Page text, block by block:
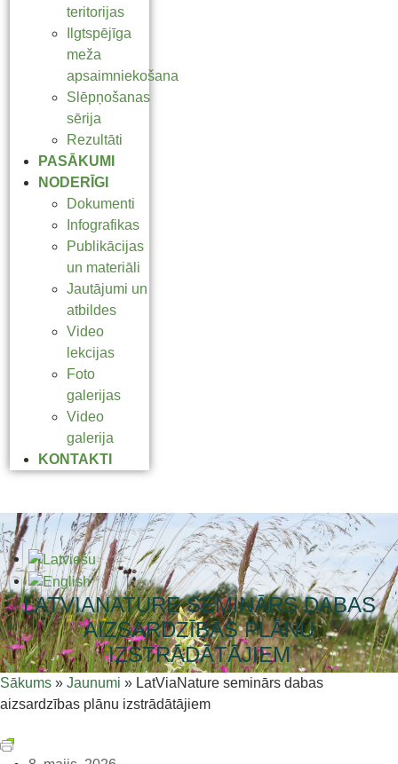
teritorijas
Ilgtspējīga
meža
apsaimniekošana
Slēpņošanas
sērija
Rezultāti
PASĀKUMI
NODERĪGI
Dokumenti
Infografikas
Publikācijas
un materiāli
Jautājumi un
atbildes
Video
lekcijas
Foto
galerijas
Video
galerija
KONTAKTI
LATVIANATURE SEMINĀRS DABAS
AIZSARDZĪBAS PLĀNU
IZSTRĀDĀTĀJIEM
Sākums » Jaunumi » LatViaNature seminārs dabas
aizsardzības plānu izstrādātājiem